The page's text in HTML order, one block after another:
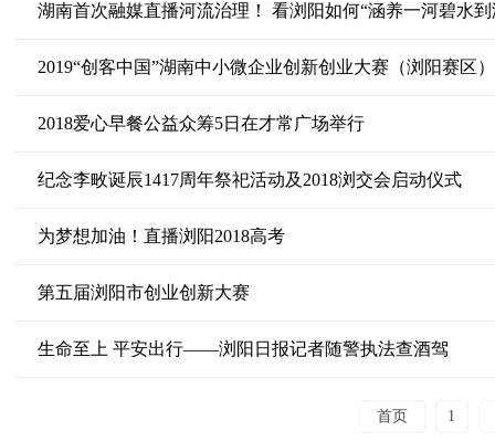
湖南首次融媒直播河流治理！ 看浏阳如何“涵养一河碧水到
2019“创客中国”湖南中小微企业创新创业大赛（浏阳赛区
2018爱心早餐公益众筹5日在才常广场举行
纪念李畋诞辰1417周年祭祀活动及2018浏交会启动仪式
为梦想加油！直播浏阳2018高考
第五届浏阳市创业创新大赛
生命至上 平安出行——浏阳日报记者随警执法查酒驾
首页 1